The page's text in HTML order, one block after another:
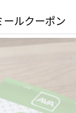
ルクーポン